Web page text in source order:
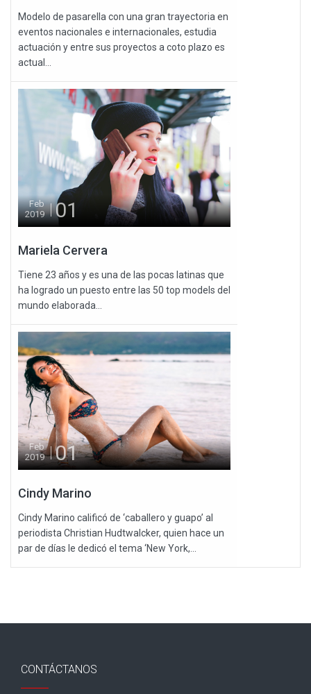
Modelo de pasarella con una gran trayectoria en
eventos nacionales e internacionales, estudia
actuación y entre sus proyectos a coto plazo es
actual...
Feb
2019
01
Mariela Cervera
Tiene 23 años y es una de las pocas latinas que
ha logrado un puesto entre las 50 top models del
mundo elaborada...
Feb
2019
01
Cindy Marino
Cindy Marino calificó de ‘caballero y guapo’ al
periodista Christian Hudtwalcker, quien hace un
par de días le dedicó el tema ‘New York,...
CONTÁCTANOS